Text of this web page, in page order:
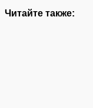
Читайте также: